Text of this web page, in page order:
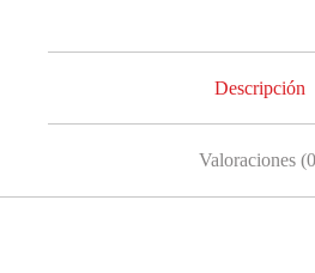
Descripción
Valoraciones